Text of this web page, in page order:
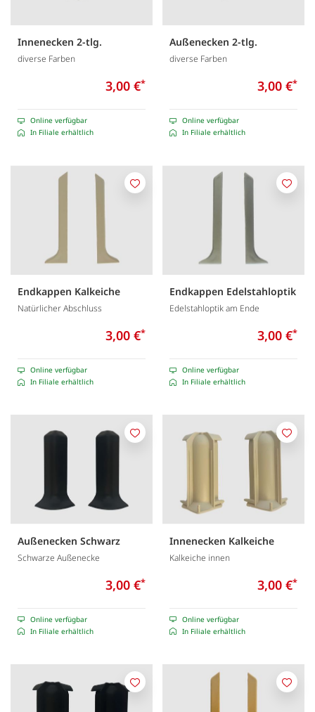
Innenecken 2-tlg.
diverse Farben
3,00 €*
Online verfügbar
In Filiale erhältlich
Außenecken 2-tlg.
diverse Farben
3,00 €*
Online verfügbar
In Filiale erhältlich
Endkappen Kalkeiche
Natürlicher Abschluss
3,00 €*
Online verfügbar
In Filiale erhältlich
Merken
Endkappen Edelstahloptik
Edelstahloptik am Ende
3,00 €*
Online verfügbar
In Filiale erhältlich
Außenecken Schwarz
Schwarze Außenecke
3,00 €*
Online verfügbar
In Filiale erhältlich
Merken
Innenecken Kalkeiche
Kalkeiche innen
3,00 €*
Online verfügbar
In Filiale erhältlich
Merken